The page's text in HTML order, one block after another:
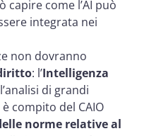
capire come l’AI può
integrata nei
non dovranno
: l’Intelligenza
di grandi
compito del CAIO
norme relative al